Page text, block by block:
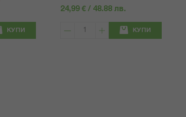
КУПИ
24,99 € / 48.88 лв.
КУПИ